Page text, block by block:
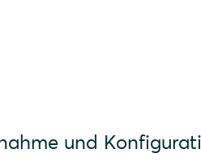
und